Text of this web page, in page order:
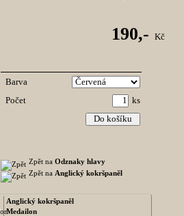
190,- Kč
Barva
Počet
ks
Zpět na Odznaky hlavy
Zpět na Anglický kokršpaněl
Anglický kokršpaněl
Medailon